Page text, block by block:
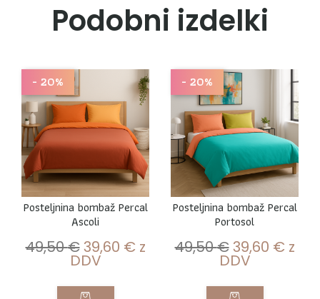
Podobni izdelki
- 20%
Posteljnina bombaž Percal
Ascoli
49,50€39,60 € z
DDV
- 20%
Posteljnina bombaž Percal
Portosol
49,50€39,60 € z
DDV